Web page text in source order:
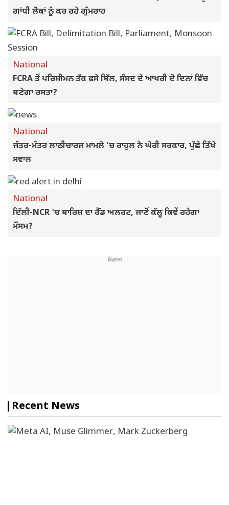
ਗਾਂਧੀ ਲੋਕਾਂ ਨੂੰ ਕਰ ਰਹੇ ਗੁੰਮਰਾਹ
National
FCRA ਤੋਂ ਪਰਿਸੀਮਨ ਤੱਕ ਫਸੇ ਬਿੱਲ, ਸੰਸਦ ਦੇ ਆਖਰੀ ਦੋ ਦਿਨਾਂ ਵਿੱਚ
ਬਣੇਗਾ ਰਸਤਾ?
National
ਜੰਤਰ-ਮੰਤਰ ਲਾਠੀਚਾਰਜ ਮਾਮਲੇ 'ਚ ਰਾਹੁਲ ਨੇ ਘੇਰੀ ਸਰਕਾਰ, ਪੁੱਛੇ ਤਿੱਖੇ
ਸਵਾਲ
National
ਦਿੱਲੀ-NCR 'ਚ ਬਾਰਿਸ਼ ਦਾ ਰੈੱਡ ਅਲਰਟ, ਜਾਣੋਂ ਕੱਲ੍ਹ ਕਿਵੇਂ ਰਹੇਗਾ
ਮੌਸਮ?
Recent News